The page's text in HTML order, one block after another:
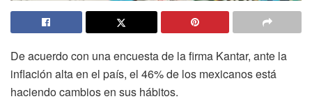
De acuerdo con una encuesta de la firma Kantar, ante la
inflación alta en el país, el 46% de los mexicanos está
haciendo cambios en sus hábitos.